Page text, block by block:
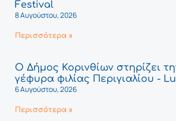
Festival
8 Αυγούστου, 2026
Περισσότερα »
Ο Δήμος Κορινθίων στηρίζει
γέφυρα φιλίας Περιγιαλίου -
6 Αυγούστου, 2026
Περισσότερα »